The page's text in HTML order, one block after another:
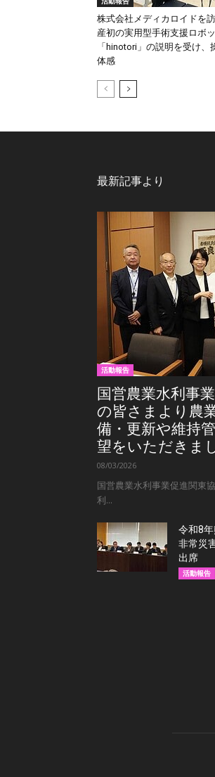
株式会社メディカロイドを
産初の実用型手術支援ロボ
「hinotori」の説明を受け、
体感
最新記事より
活動報告
国営農業水利事
の皆さまより農
備・更新や維持
望をいただきま
08/03/2026
国営農業水利事業促進関東
利...
令和8
非常災
出席
活動報告